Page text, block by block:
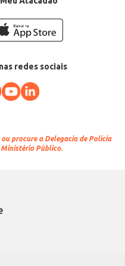
redes sociais
procure a Delegacia de Polícia
Público.